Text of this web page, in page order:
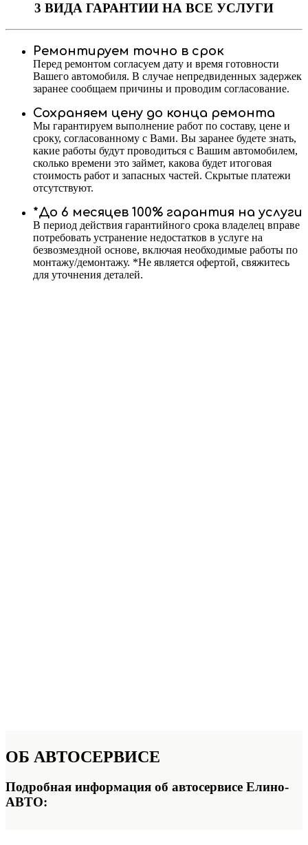
3 ВИДА ГАРАНТИИ НА ВСЕ УСЛУГИ
Ремонтируем точно в срок
Перед ремонтом согласуем дату и время готовности
Вашего автомобиля. В случае непредвиденных задержек
заранее сообщаем причины и проводим согласование.
Сохраняем цену до конца ремонта
Мы гарантируем выполнение работ по составу, цене и
сроку, согласованному с Вами. Вы заранее будете знать,
какие работы будут проводиться с Вашим автомобилем,
сколько времени это займет, какова будет итоговая
стоимость работ и запасных частей. Скрытые платежи
отсутствуют.
*До 6 месяцев 100% гарантия на услуги
В период действия гарантийного срока владелец вправе
потребовать устранение недостатков в услуге на
безвозмездной основе, включая необходимые работы по
монтажу/демонтажу. *Не является офертой, свяжитесь
для уточнения деталей.
ОБ АВТОСЕРВИСЕ
Подробная информация об автосервисе Елино-
АВТО: